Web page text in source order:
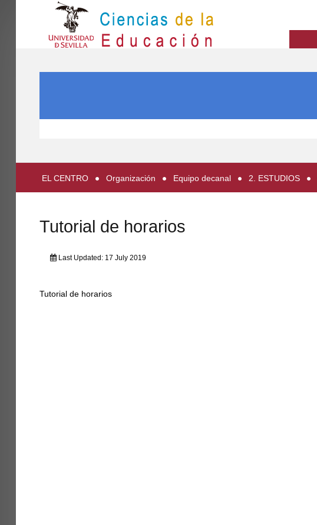
PARTICIPA
EL CENTRO Organización Equipo decanal 2. ESTUDIOS
Tutorial de horarios
Last Updated: 17 July 2019
Tutorial de horarios